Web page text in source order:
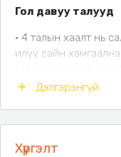
Гол давуу талууд
• 4 талын хаалт нь
илүү сайн хамгаална.
бөгөөд дотор орчныг
эдэлгээг нэмэгдүүлнэ.
Дэлгэрэнгүй
Хүргэлт